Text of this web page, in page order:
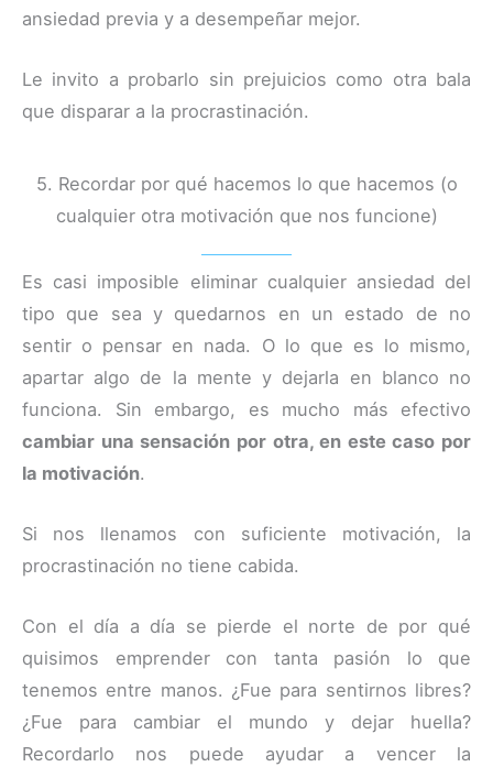
ansiedad previa y a desempeñar mejor.
Le invito a probarlo sin prejuicios como otra bala
que disparar a la procrastinación.
5. Recordar por qué hacemos lo que hacemos (o
cualquier otra motivación que nos funcione)
Es casi imposible eliminar cualquier ansiedad del
tipo que sea y quedarnos en un estado de no
sentir o pensar en nada. O lo que es lo mismo,
apartar algo de la mente y dejarla en blanco no
funciona. Sin embargo, es mucho más efectivo
cambiar una sensación por otra, en este caso por
la motivación.
Si nos llenamos con suficiente motivación, la
procrastinación no tiene cabida.
Con el día a día se pierde el norte de por qué
quisimos emprender con tanta pasión lo que
tenemos entre manos. ¿Fue para sentirnos libres?
¿Fue para cambiar el mundo y dejar huella?
Recordarlo nos puede ayudar a vencer la